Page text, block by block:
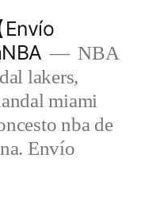
NBA
lakers,
miami
nba de
Envío